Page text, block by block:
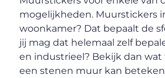
mogelijkheden. Muurstickers
woonkamer? Dat bepaalt de
jij mag dat helemaal zelf
en industrieel? Bekijk dan
een stenen muur kan